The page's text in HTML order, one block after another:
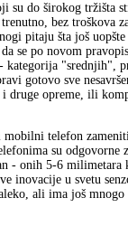
do širokog tržišta
bez
pitaju šta još
se po novom
"srednjih",
gotovo sve
druge opreme, ili
telefon
su odgovorne
- onih 5-6 milimetara
inovacije u svetu
ali ima još mnogo